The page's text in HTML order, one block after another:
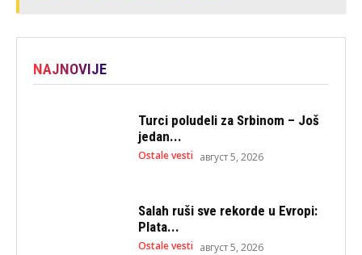
NAJNOVIJE
Turci poludeli za Srbinom – Još
jedan...
Ostale vesti август 5, 2026
Salah ruši sve rekorde u Evropi:
Plata...
Ostale vesti август 5, 2026